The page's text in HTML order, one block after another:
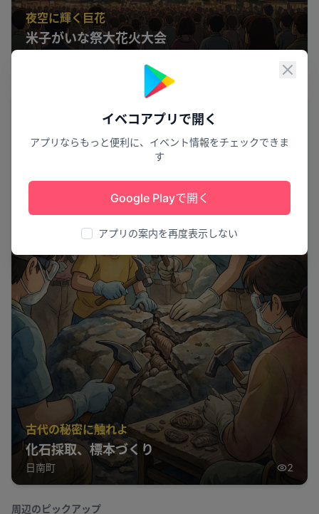
閉じ
イベコアプリで開く
アプリならもっと便利に、イベント情報をチェックできま
す
Google Playで開く
アプリの案内を再度表示しない
夜空に輝く巨花
米子がいな祭大花火大会
古代の秘密に触れよ
化石採取、標本づくり
日南町 2
周辺のピックアップ